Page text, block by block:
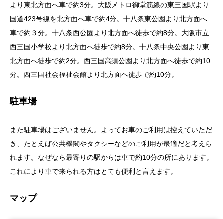
より東北方面へ車で約3分。大阪メトロ御堂筋線の東三国駅より
国道423号線を北方面へ車で約4分。十八条東公園より北方面へ
車で約３分。十八条西公園より北方面へ徒歩で約8分。大阪市立
西三国小学校より北方面へ徒歩で約8分。十八条中央公園より東
北方面へ徒歩で約2分。西三国高須公園より北方面へ徒歩で約10
分。西三国社会福祉会館より北方面へ徒歩で約10分。
駐車場
また駐車場はございません。よってお車のご利用は控えていただ
き、たとえば公共機関やタクシーなどのご利用が最適だと考えら
れます。なぜなら最寄りの駅からは車で約10分の所にあります。
これにより車で来られる方はとても便利と言えます。
マップ